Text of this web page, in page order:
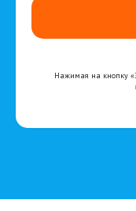
Нажимая на кнопку